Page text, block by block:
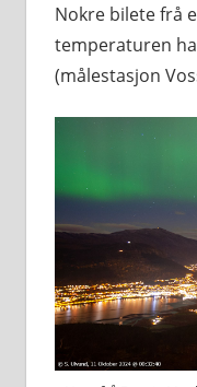
Nokre bilete frå
temperaturen
(målestasjon